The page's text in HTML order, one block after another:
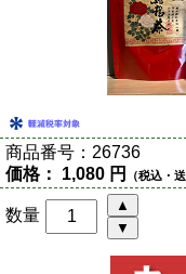
商品番号： 26736
価格： 1,080 円 （税込・
数量